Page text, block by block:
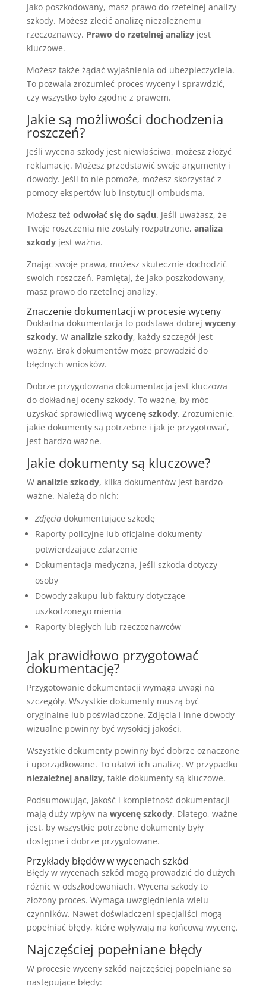
Jako poszkodowany, masz prawo do rzetelnej analizy
szkody. Możesz zlecić analizę niezależnemu
rzeczoznawcy. Prawo do rzetelnej analizyjest
kluczowe.
Możesz także żądać wyjaśnienia od ubezpieczyciela.
To pozwala zrozumieć proces wyceny i sprawdzić,
czy wszystko było zgodne z prawem.
Jakie są możliwości dochodzenia
roszczeń?
Jeśli wycena szkody jest niewłaściwa, możesz złożyć
reklamację. Możesz przedstawić swoje argumenty i
dowody. Jeśli to nie pomoże, możesz skorzystać z
pomocy ekspertów lub instytucji ombudsma.
Możesz też odwołać się do sądu. Jeśli uważasz, że
Twoje roszczenia nie zostały rozpatrzone, analiza
szkodyjest ważna.
Znając swoje prawa, możesz skutecznie dochodzić
swoich roszczeń. Pamiętaj, że jako poszkodowany,
masz prawo do rzetelnej analizy.
Znaczenie dokumentacji w procesie wyceny
Dokładna dokumentacja to podstawa dobrej wyceny
szkody. W analizie szkody, każdy szczegół jest
ważny. Brak dokumentów może prowadzić do
błędnych wniosków.
Dobrze przygotowana dokumentacja jest kluczowa
do dokładnej oceny szkody. To ważne, by móc
uzyskać sprawiedliwą wycenę szkody. Zrozumienie,
jakie dokumenty są potrzebne i jak je przygotować,
jest bardzo ważne.
Jakie dokumenty są kluczowe?
W analizie szkody, kilka dokumentów jest bardzo
ważne. Należą do nich:
Zdjęciadokumentujące szkodę
Raporty policyjne lub oficjalne dokumenty
potwierdzające zdarzenie
Dokumentacja medyczna, jeśli szkoda dotyczy
osoby
Dowody zakupu lub faktury dotyczące
uszkodzonego mienia
Raporty biegłych lub rzeczoznawców
Jak prawidłowo przygotować
dokumentację?
Przygotowanie dokumentacji wymaga uwagi na
szczegóły. Wszystkie dokumenty muszą być
oryginalne lub poświadczone. Zdjęcia i inne dowody
wizualne powinny być wysokiej jakości.
Wszystkie dokumenty powinny być dobrze oznaczone
i uporządkowane. To ułatwi ich analizę. W przypadku
niezależnej analizy, takie dokumenty są kluczowe.
Podsumowując, jakość i kompletność dokumentacji
mają duży wpływ na wycenę szkody. Dlatego, ważne
jest, by wszystkie potrzebne dokumenty były
dostępne i dobrze przygotowane.
Przykłady błędów w wycenach szkód
Błędy w wycenach szkód mogą prowadzić do dużych
różnic w odszkodowaniach. Wycena szkody to
złożony proces. Wymaga uwzględnienia wielu
czynników. Nawet doświadczeni specjaliści mogą
popełniać błędy, które wpływają na końcową wycenę.
Najczęściej popełniane błędy
W procesie wyceny szkód najczęściej popełniane są
następujące błędy: